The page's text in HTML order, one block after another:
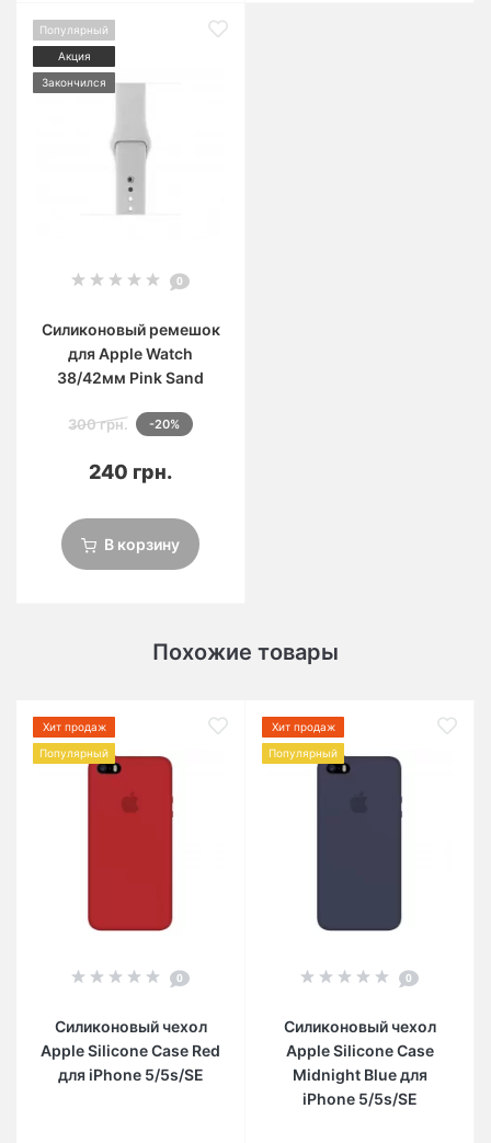
Популярный
Акция
Закончился
0
Силиконовый ремешок
для Apple Watch
38/42мм Pink Sand
300 грн. -20%
240 грн.
В корзину
Похожие товары
Хит продаж
Популярный
0
Силиконовый чехол
Apple Silicone Case Red
для iPhone 5/5s/SE
Хит продаж
Популярный
0
Силиконовый чехол
Apple Silicone Case
Midnight Blue для
iPhone 5/5s/SE